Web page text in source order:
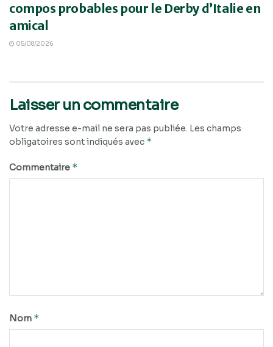
compos probables pour le Derby d’Italie en
amical
05/08/2026
Laisser un commentaire
Votre adresse e-mail ne sera pas publiée. Les champs
obligatoires sont indiqués avec *
Commentaire *
Nom *